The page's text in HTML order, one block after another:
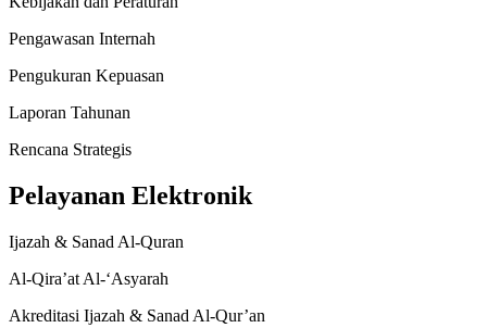
Pengawasan Internah
Pengukuran Kepuasan
Laporan Tahunan
Rencana Strategis
Pelayanan Elektronik
Ijazah & Sanad Al-Quran
Al-Qira’at Al-‘Asyarah
Akreditasi Ijazah & Sanad Al-Qur’an